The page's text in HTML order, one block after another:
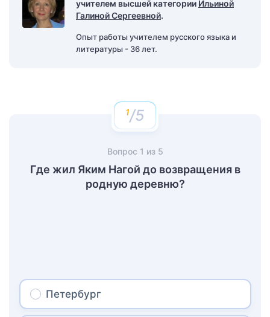
учителем высшей категории Ильиной
Галиной Сергеевной.
Опыт работы учителем русского языка и
литературы - 36 лет.
/5
Вопрос 1 из 5
Где жил Яким Нагой до возвращения в
родную деревню?
Петербург